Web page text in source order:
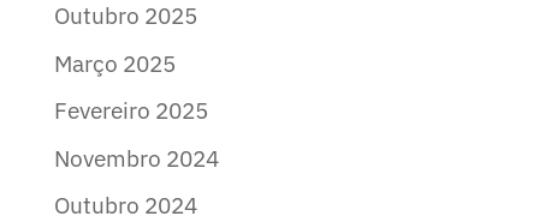
Outubro 2025
Março 2025
Fevereiro 2025
Novembro 2024
Outubro 2024